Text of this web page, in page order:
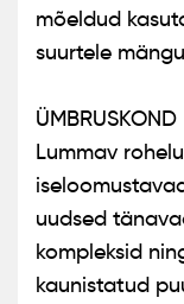
mõeldud
suurtele
ÜMBRUSKOND
Lummav
uudsed
kompleksid
kaunistatud